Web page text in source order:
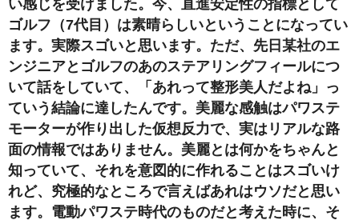
い感じを受けました。今、直進安定性の指標として
ゴルフ（7代目）は素晴らしいということになってい
ます。実際スゴいと思います。ただ、先日某社のエ
ンジニアとゴルフのあのステアリングフィールにつ
いて話をしていて、「あれって整形美人だよね」っ
ていう結論に達したんです。美麗な感触はパワステ
モーターが作り出した仮想反力で、実はリアルな路
面の情報ではありません。美麗とは何かをちゃんと
知っていて、それを意図的に作れることはスゴいけ
れど、究極的なところで言えばあれはウソだと思い
ます。電動パワステ時代のものだと考えた時に、そ